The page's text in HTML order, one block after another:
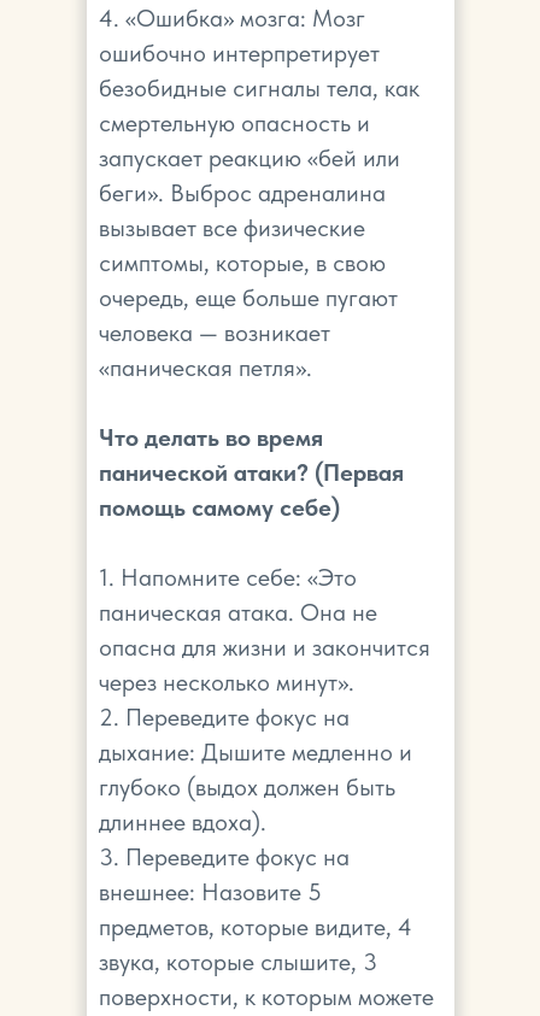
4. «Ошибка» мозга: Мозг
ошибочно интерпретирует
безобидные сигналы тела, как
смертельную опасность и
запускает реакцию «бей или
беги». Выброс адреналина
вызывает все физические
симптомы, которые, в свою
очередь, еще больше пугают
человека — возникает
«паническая петля».
Что делать во время
панической атаки? (Первая
помощь самому себе)
1. Напомните себе: «Это
паническая атака. Она не
опасна для жизни и закончится
через несколько минут».
2. Переведите фокус на
дыхание: Дышите медленно и
глубоко (выдох должен быть
длиннее вдоха).
3. Переведите фокус на
внешнее: Назовите 5
предметов, которые видите, 4
звука, которые слышите, 3
поверхности, к которым можете